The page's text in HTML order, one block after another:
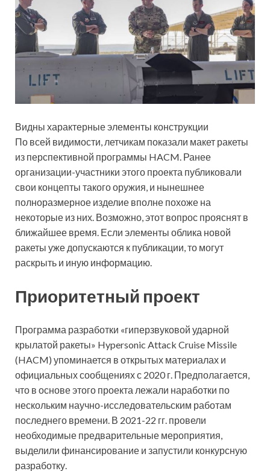
Видны характерные элементы конструкции
По всей видимости, летчикам показали макет ракеты
из перспективной программы HACM. Ранее
организации-участники этого проекта публиковали
свои концепты такого оружия, и нынешнее
полноразмерное изделие вполне похоже на
некоторые из них. Возможно, этот вопрос прояснят в
ближайшее время. Если элементы облика новой
ракеты уже допускаются к публикации, то могут
раскрыть и иную информацию.
Приоритетный проект
Программа разработки «гиперзвуковой ударной
крылатой ракеты» Hypersonic Attack Cruise Missile
(HACM) упоминается в открытых материалах и
официальных сообщениях с 2020 г. Предполагается,
что в основе этого проекта лежали наработки по
нескольким научно-исследовательским работам
последнего времени. В 2021-22 гг. провели
необходимые предварительные мероприятия,
выделили финансирование и запустили конкурсную
разработку.